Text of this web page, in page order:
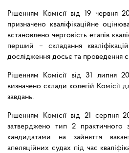
Рішенням Комісії від 19
призначено кваліфікаційне
встановлено черговість етапів
перший – складання
дослідження досьє та проведення
Рішенням Комісії від 31
визначено склади колегій Комісії
завдань.
Рішенням Комісії від 21
затверджено тип 2 практичного
кандидатами на зайняття
апеляційних судах під час